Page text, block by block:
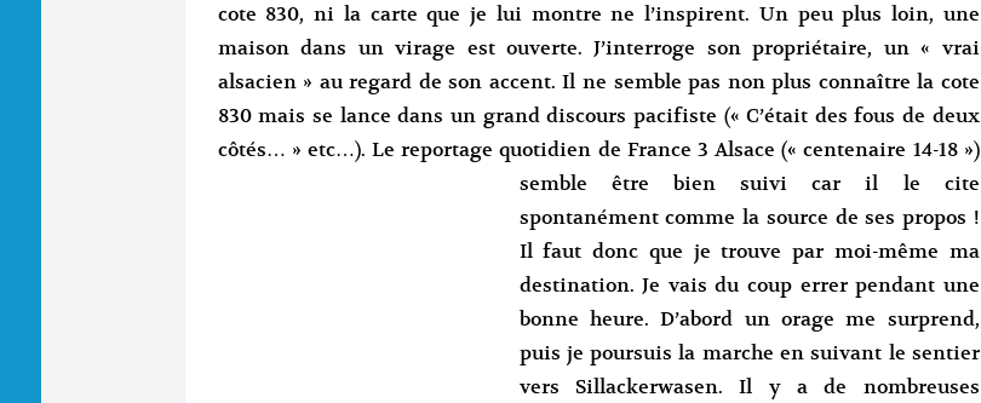
cote 830, ni la carte que je lui montre ne l’inspirent. Un peu plus loin, une
maison dans un virage est ouverte. J’interroge son propriétaire, un « vrai
alsacien » au regard de son accent. Il ne semble pas non plus connaître la cote
830 mais se lance dans un grand discours pacifiste (« C’était des fous de deux
côtés… » etc…). Le reportage quotidien de France 3 Alsace (« centenaire 14-18 »)
semble être bien suivi car il le cite
spontanément comme la source de ses propos !
Il faut donc que je trouve par moi-même ma
destination. Je vais du coup errer pendant une
bonne heure. D’abord un orage me surprend,
puis je poursuis la marche en suivant le sentier
vers Sillackerwasen. Il y a de nombreuses